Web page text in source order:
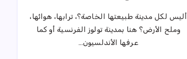
أليس لكل مدينة طبيعتها الخاصة؟، ترابها، هوائها،
وملح الأرض؟ هنا بمدينة تولوز الفرنسية أو كما
عرفها الأندلسيون…